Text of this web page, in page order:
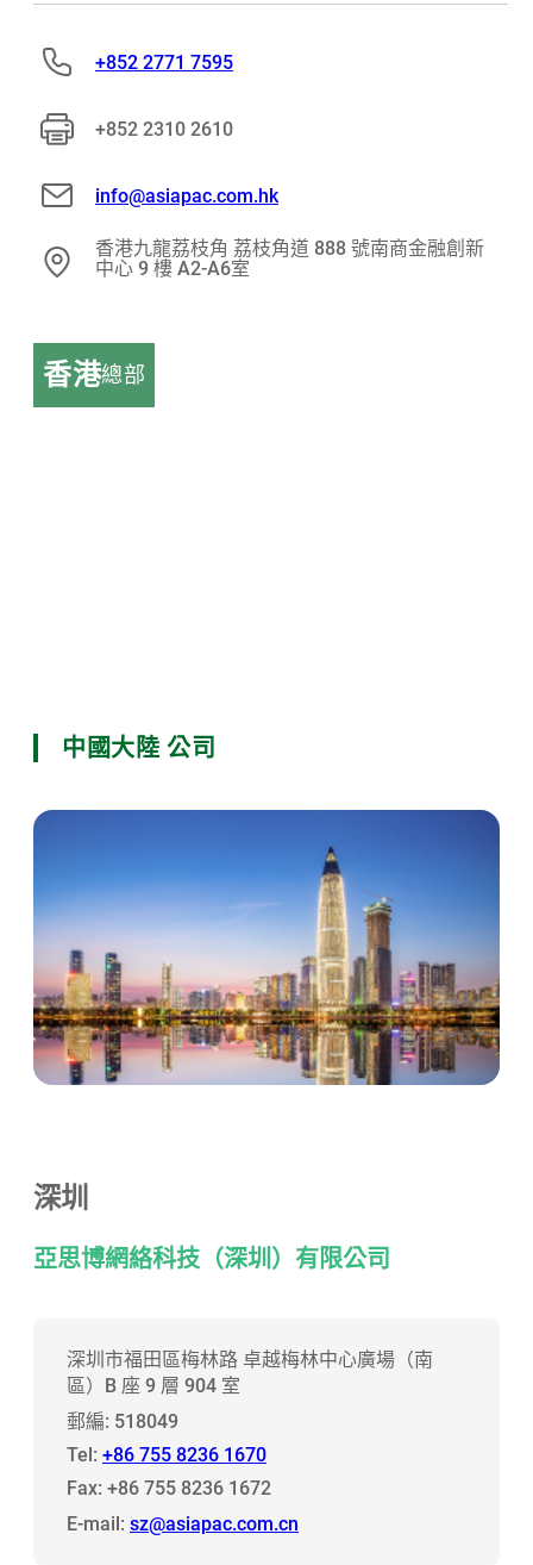
+852 2771 7595
+852 2310 2610
info@asiapac.com.hk
香港九龍荔枝角 荔枝角道 888 號南商金融創新
中心 9 樓 A2-A6室
香港總部
中國大陸 公司
深圳
亞思博網絡科技（深圳）有限公司
深圳市福田區梅林路 卓越梅林中心廣場（南
區）B 座 9 層 904 室
郵編: 518049
Tel: +86 755 8236 1670
Fax: +86 755 8236 1672
E-mail: sz@asiapac.com.cn